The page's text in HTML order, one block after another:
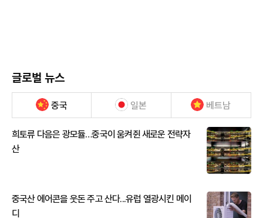
글로벌 뉴스
중국 일본 베트남
희토류 다음은 광모듈…중국이 움켜쥔 새로운 전략자
산
중국산 에어콘을 웃돈 주고 산다...유럽 열광시킨 메이
디